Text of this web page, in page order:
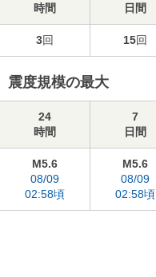
時間
日間
3回 15回
震度規模の最大
24
時間
7
日間
M5.6
08/09
02:58頃
M5.6
08/09
02:58頃